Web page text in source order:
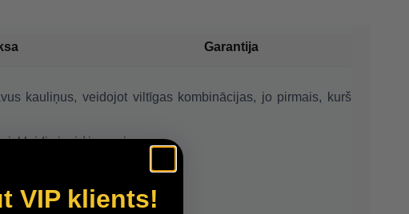
Garantija
kauliņus, veidojot viltīgas kombinācijas, jo pirmais, kurš
izklaidi visai ģimenei.
VIP klients!